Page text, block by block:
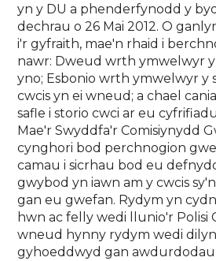
yn y DU a phenderfynodd y
dechrau o 26 Mai 2012. O
i'r gyfraith, mae'n rhaid i
nawr: Dweud wrth ymwelwyr y
yno; Esbonio wrth ymwelwyr y
cwcis yn ei wneud; a chael
safle i storio cwci ar eu
Mae'r Swyddfa'r Comisiynydd
cynghori bod perchnogion
camau i sicrhau bod eu
gwybod yn iawn am y cwcis
gan eu gwefan. Rydym yn
hwn ac felly wedi llunio'r Polisi
wneud hynny rydym wedi
gyhoeddwyd gan